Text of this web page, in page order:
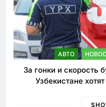
АВТО
За гонки и скорость
Узбекистане